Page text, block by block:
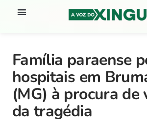
Família paraense
hospitais em
(MG) à procura de
da tragédia